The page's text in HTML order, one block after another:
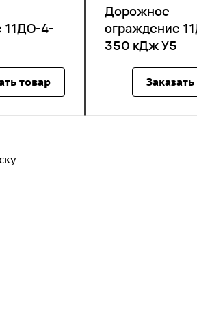
11ДО-4-
товар
Дорожное
ограждение
350 кДж У5